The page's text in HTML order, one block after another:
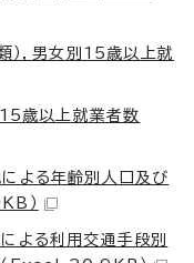
），男女別15歳以上就
歳以上就業者数
よる年齢別人口及び
）
よる利用交通手段別